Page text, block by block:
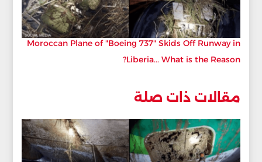
Moroccan Plane of "Boeing 737" Skids Off Runway in
Liberia... What is the Reason?
مقالات ذات صلة